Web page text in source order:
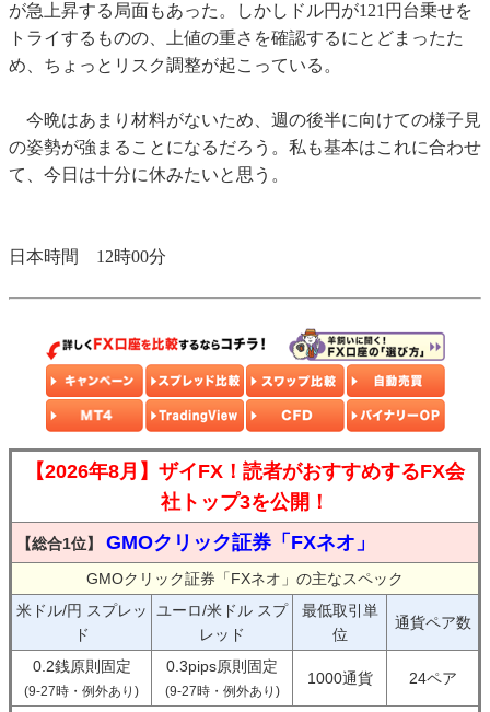
が急上昇する局面もあった。しかしドル円が121円台乗せを
トライするものの、上値の重さを確認するにとどまったた
め、ちょっとリスク調整が起こっている。
今晩はあまり材料がないため、週の後半に向けての様子見
の姿勢が強まることになるだろう。私も基本はこれに合わせ
て、今日は十分に休みたいと思う。
日本時間 12時00分
【2026年8月】ザイFX！読者がおすすめするFX会
社トップ3を公開！
【総合1位】 GMOクリック証券「FXネオ」
GMOクリック証券「FXネオ」の主なスペック
米ドル/円 スプレッ
ド
ユーロ/米ドル スプ
レッド
最低取引単
位
通貨ペア数
0.2銭原則固定
(9-27時・例外あり)
0.3pips原則固定
(9-27時・例外あり)
1000通貨 24ペア